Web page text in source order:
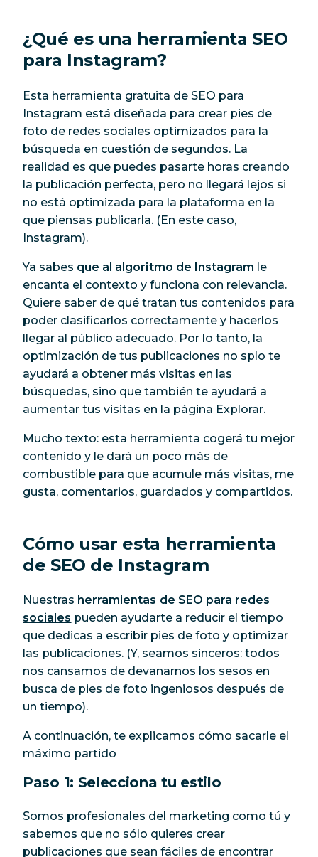
¿Qué es una herramienta SEO
para Instagram?
Esta herramienta gratuita de SEO para
Instagram está diseñada para crear pies de
foto de redes sociales optimizados para la
búsqueda en cuestión de segundos. La
realidad es que puedes pasarte horas creando
la publicación perfecta, pero no llegará lejos si
no está optimizada para la plataforma en la
que piensas publicarla. (En este caso,
Instagram).
Ya sabes que al algoritmo de Instagram le
encanta el contexto y funciona con relevancia.
Quiere saber de qué tratan tus contenidos para
poder clasificarlos correctamente y hacerlos
llegar al público adecuado. Por lo tanto, la
optimización de tus publicaciones no splo te
ayudará a obtener más visitas en las
búsquedas, sino que también te ayudará a
aumentar tus visitas en la página Explorar.
Mucho texto: esta herramienta cogerá tu mejor
contenido y le dará un poco más de
combustible para que acumule más visitas, me
gusta, comentarios, guardados y compartidos.
Cómo usar esta herramienta
de SEO de Instagram
Nuestras herramientas de SEO para redes
sociales pueden ayudarte a reducir el tiempo
que dedicas a escribir pies de foto y optimizar
las publicaciones. (Y, seamos sinceros: todos
nos cansamos de devanarnos los sesos en
busca de pies de foto ingeniosos después de
un tiempo).
A continuación, te explicamos cómo sacarle el
máximo partido
Paso 1: Selecciona tu estilo
Somos profesionales del marketing como tú y
sabemos que no sólo quieres crear
publicaciones que sean fáciles de encontrar